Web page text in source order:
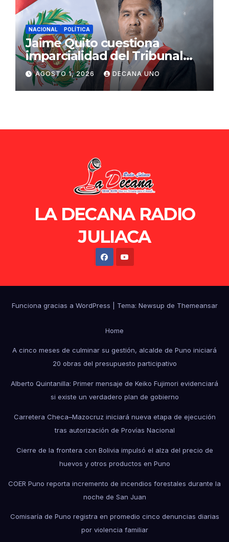
NACIONAL POLÍTICA
Jaime Quito cuestiona
imparcialidad del Tribunal
Constitucional tras liberación
de Ollanta Humala
AGOSTO 1, 2026 DECANA UNO
LA DECANA RADIO
JULIACA
Funciona gracias a WordPress Tema: Newsup de Themeansar
Home
A cinco meses de culminar su gestión, alcalde de Puno iniciará
20 obras del presupuesto participativo
Alberto Quintanilla: Primer mensaje de Keiko Fujimori evidenciará
si existe un verdadero plan de gobierno
Carretera Checa–Mazocruz iniciará nueva etapa de ejecución
tras autorización de Provías Nacional
Cierre de la frontera con Bolivia impulsó el alza del precio de
huevos y otros productos en Puno
COER Puno reporta incremento de incendios forestales durante la
noche de San Juan
Comisaría de Puno registra en promedio cinco denuncias diarias
por violencia familiar